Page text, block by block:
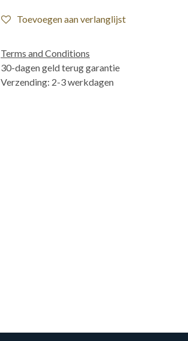
Toevoegen aan verlanglijst
Terms and Conditions
30-dagen geld terug garantie
Verzending: 2-3 werkdagen